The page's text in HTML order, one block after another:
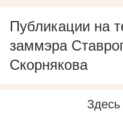
Публикации на
заммэра
Скорнякова
Здесь